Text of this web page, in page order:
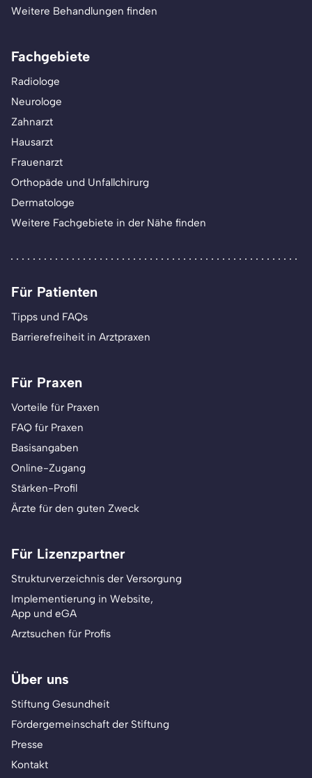
Weitere Behandlungen finden
Fachgebiete
Radiologe
Neurologe
Zahnarzt
Hausarzt
Frauenarzt
Orthopäde und Unfallchirurg
Dermatologe
Weitere Fachgebiete in der Nähe finden
Für Patienten
Tipps und FAQs
Barrierefreiheit in Arztpraxen
Für Praxen
Vorteile für Praxen
FAQ für Praxen
Basisangaben
Online-Zugang
Stärken-Profil
Ärzte für den guten Zweck
Für Lizenzpartner
Strukturverzeichnis der Versorgung
Implementierung in Website,
App und eGA
Arztsuchen für Profis
Über uns
Stiftung Gesundheit
Fördergemeinschaft der Stiftung
Presse
Kontakt